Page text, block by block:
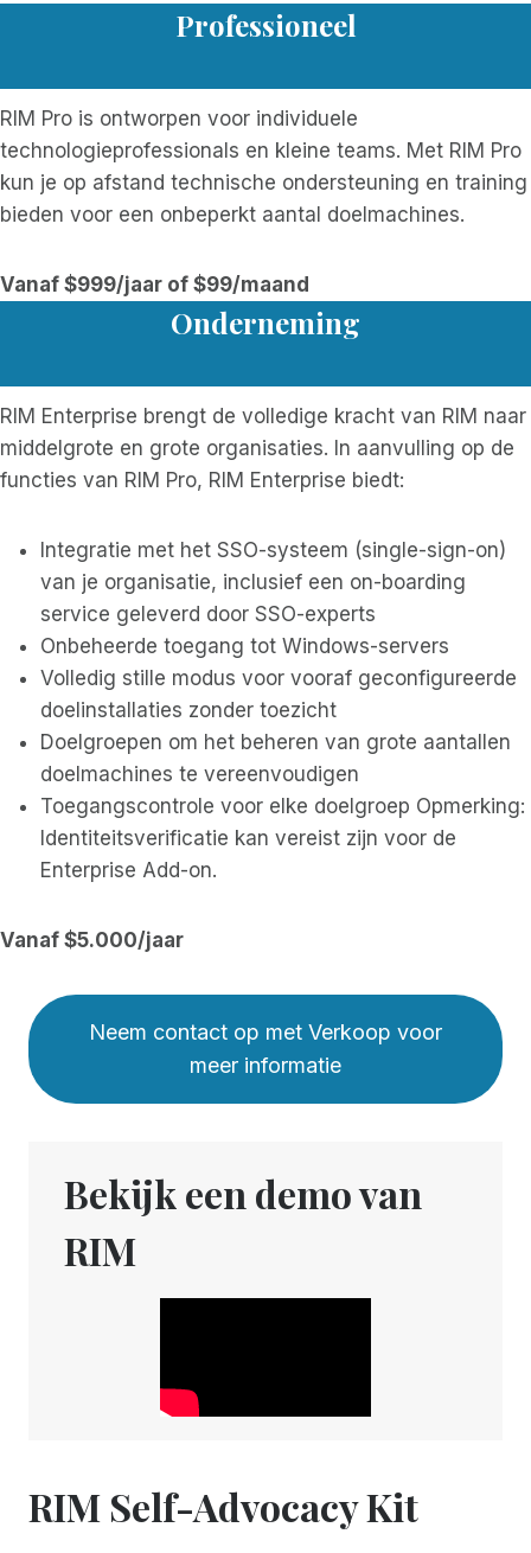
Professioneel
RIM Pro is ontworpen voor individuele
technologieprofessionals en kleine teams. Met RIM Pro
kun je op afstand technische ondersteuning en training
bieden voor een onbeperkt aantal doelmachines.
Vanaf $999/jaar of $99/maand
Onderneming
RIM Enterprise brengt de volledige kracht van RIM naar
middelgrote en grote organisaties. In aanvulling op de
functies van RIM Pro, RIM Enterprise biedt:
Integratie met het SSO-systeem (single-sign-on)
van je organisatie, inclusief een on-boarding
service geleverd door SSO-experts
Onbeheerde toegang tot Windows-servers
Volledig stille modus voor vooraf geconfigureerde
doelinstallaties zonder toezicht
Doelgroepen om het beheren van grote aantallen
doelmachines te vereenvoudigen
Toegangscontrole voor elke doelgroep Opmerking:
Identiteitsverificatie kan vereist zijn voor de
Enterprise Add-on.
Vanaf $5.000/jaar
Neem contact op met Verkoop voor
meer informatie
Bekijk een demo van
RIM
RIM Self-Advocacy Kit